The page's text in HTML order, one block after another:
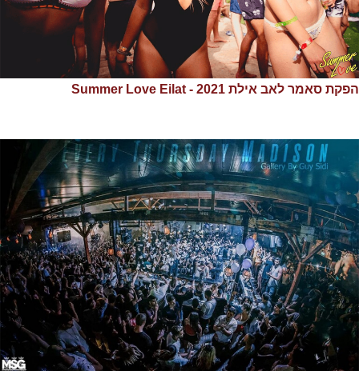
הפקת סאמר לאב אילת 2021 - Summer Love Eilat